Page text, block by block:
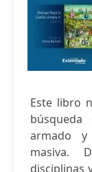
Este libro
armado y
masiva.
disciplinas